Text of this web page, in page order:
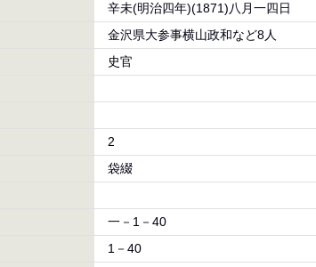
辛未(明治四年)(1871)八月一四日
金沢県大参事横山政和など8人
史官
2
袋綴
一－1－40
1－40